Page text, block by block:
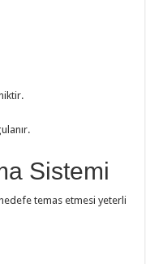
Sistemi
temas etmesi yeterli